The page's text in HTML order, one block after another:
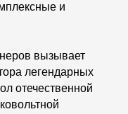
и
вызывает
легендарных
отечественной